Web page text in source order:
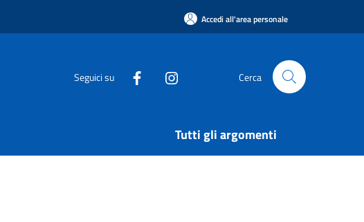
Accedi all'area personale
Seguici su Cerca
Tutti gli argomenti